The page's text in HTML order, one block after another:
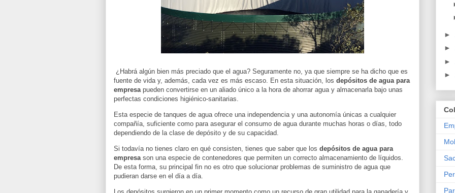
¿Habrá algún bien más preciado que el agua? Seguramente no, ya que siempre se ha dicho que es
fuente de vida y, además, cada vez es más escaso. En esta situación, los depósitos de agua para
empresapueden convertirse en un aliado único a la hora de ahorrar agua y almacenarla bajo unas
perfectas condiciones higiénico-sanitarias.
Esta especie de tanques de agua ofrece una independencia y una autonomía únicas a cualquier
compañía, suficiente como para asegurar el consumo de agua durante muchas horas o días, todo
dependiendo de la clase de depósito y de su capacidad.
Si todavía no tienes claro en qué consisten, tienes que saber que los depósitos de agua para
empresason una especie de contenedores que permiten un correcto almacenamiento de líquidos.
De esta forma, su principal fin no es otro que solucionar problemas de suministro de agua que
pudieran darse en el día a día.
►
►
►
►